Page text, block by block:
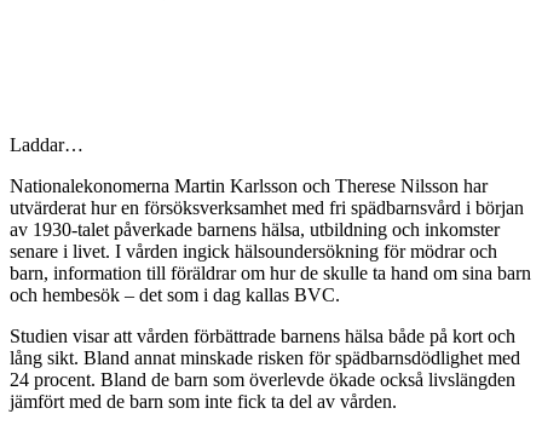
Laddar…
Nationalekonomerna Martin Karlsson och Therese Nilsson har
utvärderat hur en försöksverksamhet med fri spädbarnsvård i början
av 1930-talet påverkade barnens hälsa, utbildning och inkomster
senare i livet. I vården ingick hälsoundersökning för mödrar och
barn, information till föräldrar om hur de skulle ta hand om sina barn
och hembesök – det som i dag kallas BVC.
Studien visar att vården förbättrade barnens hälsa både på kort och
lång sikt. Bland annat minskade risken för spädbarnsdödlighet med
24 procent. Bland de barn som överlevde ökade också livslängden
jämfört med de barn som inte fick ta del av vården.